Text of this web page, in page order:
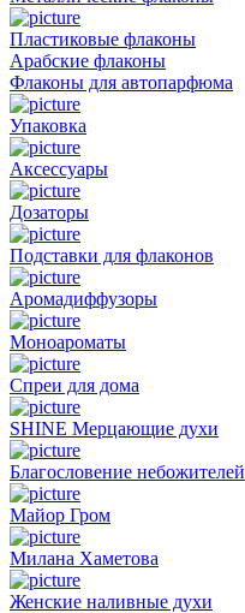
Пластиковые флаконы
Арабские флаконы
Флаконы для автопарфюма
Упаковка
Аксессуары
Дозаторы
Подставки для флаконов
Аромадиффузоры
Моноароматы
Спреи для дома
SHINE Мерцающие духи
Благословение небожителей
Майор Гром
Милана Хаметова
Женские наливные духи